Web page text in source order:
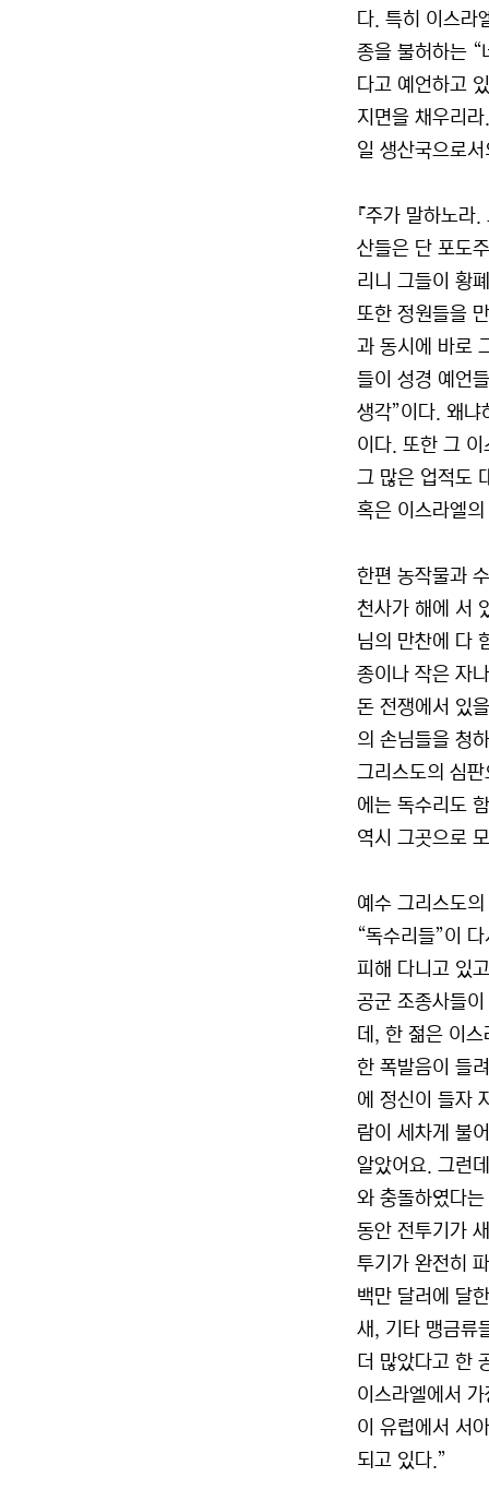
다. 특히 이스라
종을 불허하는
다고 예언하고
지면을 채우리
일 생산국으로
『주가 말하노
산들은 단 포도
리니 그들이 황
또한 정원들을
과 동시에 바로
들이 성경 예언
생각”이다. 왜냐
이다. 또한 그
그 많은 업적도
혹은 이스라엘
한편 농작물과
천사가 해에 서
님의 만찬에 다
종이나 작은 자
돈 전쟁에서 있
의 손님들을 청
그리스도의 심
에는 독수리도
역시 그곳으로
예수 그리스도
“독수리들”이
피해 다니고 있
공군 조종사들
데, 한 젊은 이
한 폭발음이 들
에 정신이 들자
람이 세차게 불
알았어요. 그런
와 충돌하였다
동안 전투기가
투기가 완전히
백만 달러에 달
새, 기타 맹금류
더 많았다고 한
이스라엘에서
이 유럽에서 서
되고 있다.”